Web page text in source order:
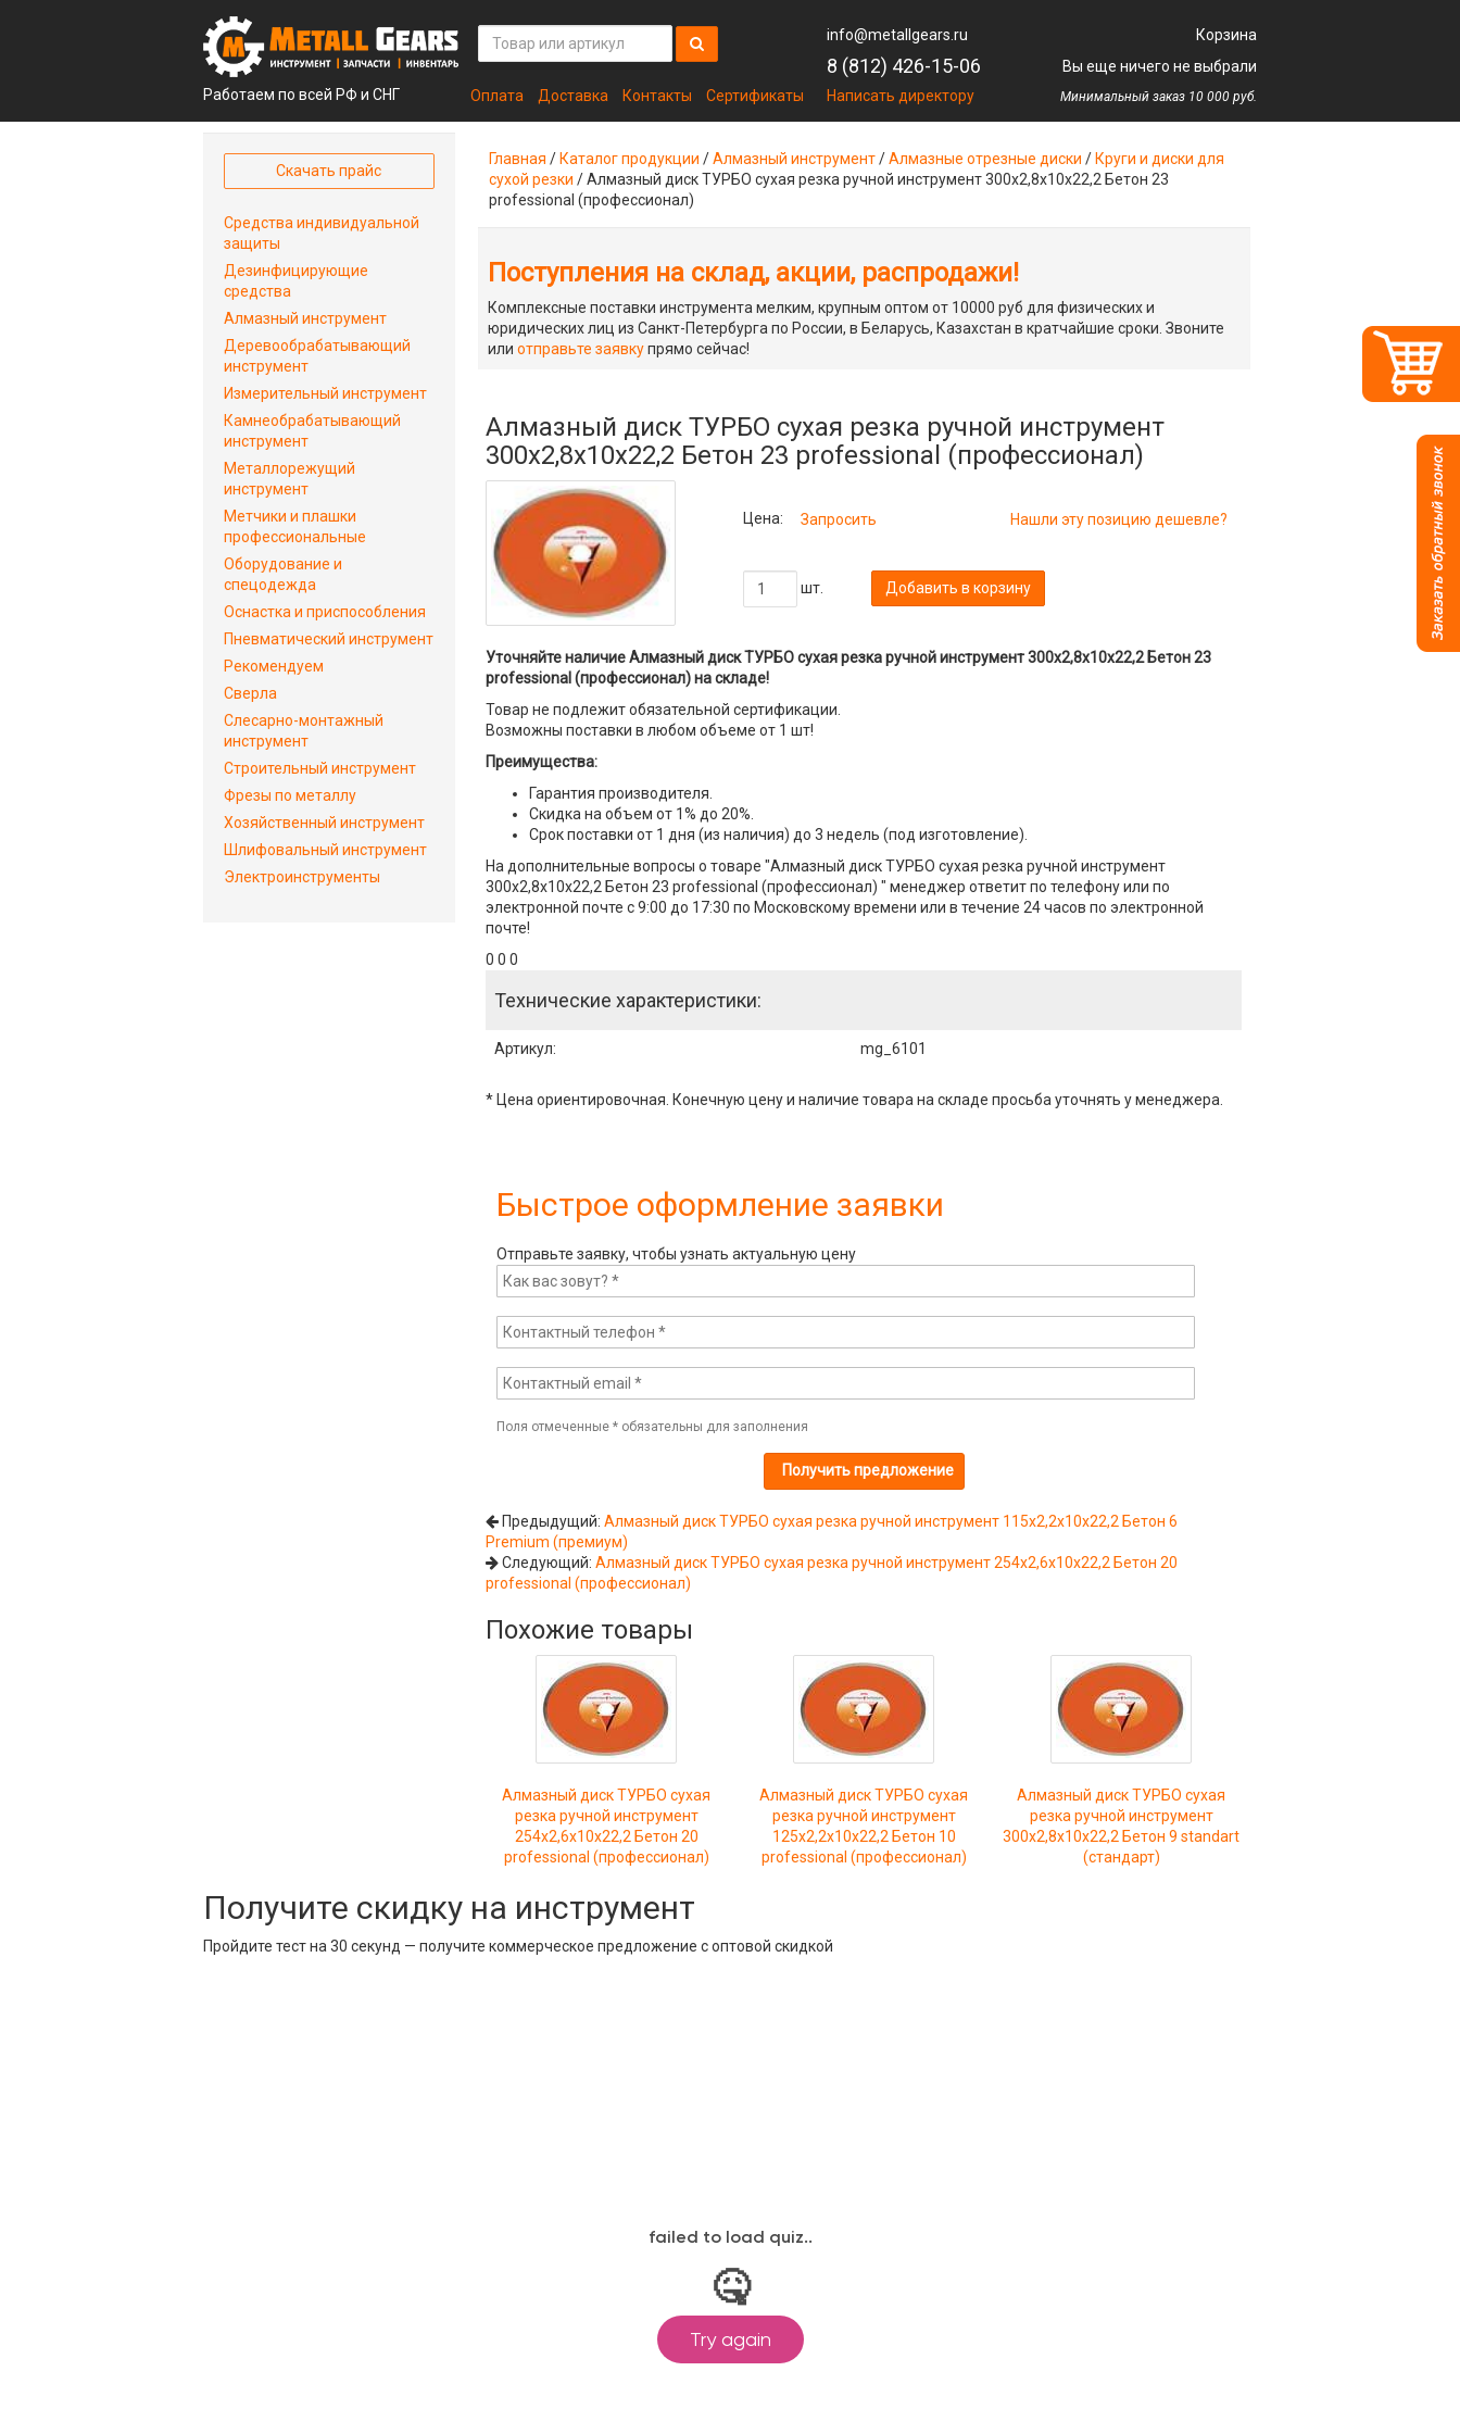
Работаем по всей РФ и СНГ Оплата Доставка Контакты Сертификаты
info@metallgears.ru
8 (812) 426-15-06
Написать директору
Корзина
Вы еще ничего не выбрали
Минимальный заказ 10 000 руб.
Главная / Каталог продукции /Алмазный инструмент/Алмазные отрезные диски / Круги и диски для
сухой резки /Алмазный диск ТУРБО сухая резка ручной инструмент 300x2,8x10x22,2 Бетон 23
professional (профессионал)
Поступления на склад, акции, распродажи!
Комплексные поставки инструмента мелким, крупным оптом от 10000 руб для физических и
юридических лиц из Санкт-Петербурга по России, в Беларусь, Казахстан в кратчайшие сроки. Звоните
или отправьте заявкупрямо сейчас!
Алмазный диск ТУРБО сухая резка ручной инструмент
300x2,8x10x22,2 Бетон 23 professional (профессионал)
Цена: Запросить Нашли эту позицию дешевле?
шт. Добавить в корзину
Уточняйте наличие Алмазный диск ТУРБО сухая резка ручной инструмент 300x2,8x10x22,2 Бетон 23
professional (профессионал) на складе!
Товар не подлежит обязательной сертификации.
Возможны поставки в любом объеме от 1 шт!
Преимущества:
Гарантия производителя.
Скидка на объем от 1% до 20%.
Срок поставки от 1 дня (из наличия) до 3 недель (под изготовление).
На дополнительные вопросы о товаре "Алмазный диск ТУРБО сухая резка ручной инструмент
300x2,8x10x22,2 Бетон 23 professional (профессионал) " менеджер ответит по телефону или по
электронной почте с 9:00 до 17:30 по Московскому времени или в течение 24 часов по электронной
почте!
0 0 0
Технические характеристики:
Артикул: mg_6101
* Цена ориентировочная. Конечную цену и наличие товара на складе просьба уточнять у менеджера.
Быстрое оформление заявки
Отправьте заявку, чтобы узнать актуальную цену
Поля отмеченные *обязательны для заполнения
Предыдущий: Алмазный диск ТУРБО сухая резка ручной инструмент 115x2,2x10x22,2 Бетон 6
Premium (премиум)
Следующий: Алмазный диск ТУРБО сухая резка ручной инструмент 254x2,6x10x22,2 Бетон 20
professional (профессионал)
Похожие товары
Алмазный диск ТУРБО сухая
резка ручной инструмент
254x2,6x10x22,2 Бетон 20
professional (профессионал)
Алмазный диск ТУРБО сухая
резка ручной инструмент
125x2,2x10x22,2 Бетон 10
professional (профессионал)
Алмазный диск ТУРБО сухая
резка ручной инструмент
300x2,8x10x22,2 Бетон 9 standart
(стандарт)
Скачать прайс
Средства индивидуальной
защиты
Дезинфицирующие
средства
Алмазный инструмент
Деревообрабатывающий
инструмент
Измерительный инструмент
Камнеобрабатывающий
инструмент
Металлорежущий
инструмент
Метчики и плашки
профессиональные
Оборудование и
спецодежда
Оснастка и приспособления
Пневматический инструмент
Рекомендуем
Сверла
Слесарно-монтажный
инструмент
Строительный инструмент
Фрезы по металлу
Хозяйственный инструмент
Шлифовальный инструмент
Электроинструменты
Получите скидку на инструмент
Пройдите тест на 30 секунд — получите коммерческое предложение с оптовой скидкой